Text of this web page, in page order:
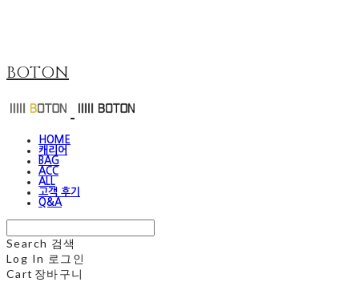
BOTON
HOME
캐리어
BAG
ACC
ALL
고객 후기
Q&A
Search 검색
Log In 로그인
Cart 장바구니